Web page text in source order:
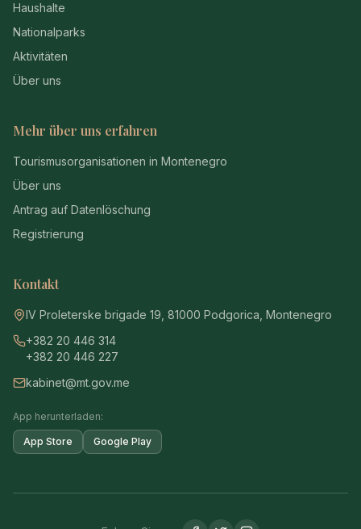
Haushalte
Nationalparks
Aktivitäten
Über uns
Mehr über uns erfahren
Tourismusorganisationen in Montenegro
Über uns
Antrag auf Datenlöschung
Registrierung
Kontakt
IV Proleterske brigade 19, 81000 Podgorica, Montenegro
+382 20 446 314
+382 20 446 227
kabinet@mt.gov.me
App herunterladen:
App Store Google Play